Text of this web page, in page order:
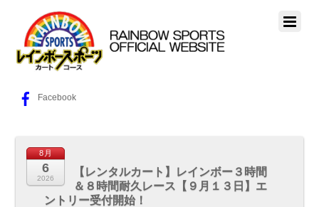
Facebook
8月
6
2026
【レンタルカート】レインボー３時間
＆８時間耐久レース【９月１３日】エ
ントリー受付開始！